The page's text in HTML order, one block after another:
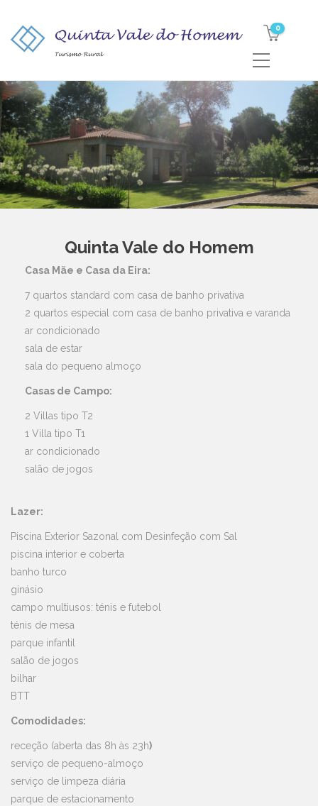
0
Quinta Vale do Homem
Casa Mãe e Casa da Eira:
7 quartos standard com casa de banho privativa
2 quartos especial com casa de banho privativa e varanda
ar condicionado
sala de estar
sala do pequeno almoço
Casas de Campo:
2 Villas tipo T2
1 Villa tipo T1
ar condicionado
salão de jogos
Lazer:
Piscina Exterior Sazonal com Desinfeção com Sal
piscina interior e coberta
banho turco
ginásio
campo multiusos: ténis e futebol
ténis de mesa
parque infantil
salão de jogos
bilhar
BTT
Comodidades:
receção (aberta das 8h às 23h)
serviço de pequeno-almoço
serviço de limpeza diária
parque de estacionamento